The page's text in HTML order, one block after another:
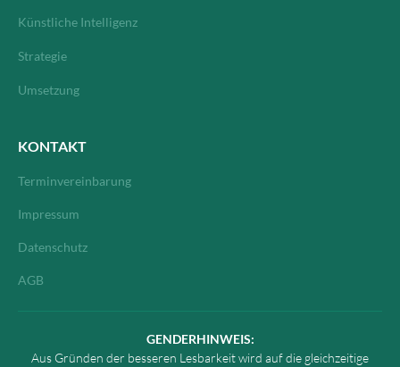
Künstliche Intelligenz
Strategie
Umsetzung
KONTAKT
Terminvereinbarung
Impressum
Datenschutz
AGB
GENDERHINWEIS:
Aus Gründen der besseren Lesbarkeit wird auf die gleichzeitige